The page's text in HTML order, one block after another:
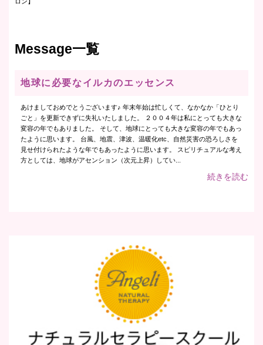
Message一覧
地球に必要なイルカのエッセンス
あけましておめでとうございます♪ 年末年始は忙しくて、なかなか「ひとり
ごと」を更新できずに失礼いたしました。 ２００４年は私にとっても大きな
変容の年でもありました。 そして、地球にとっても大きな変容の年でもあっ
たように思います。 台風、地震、津波、温暖化etc、自然災害の恐ろしさを
見せ付けられたような年でもあったように思います。 スピリチュアルな考え
方としては、地球がアセンション（次元上昇）してい...
続きを読む